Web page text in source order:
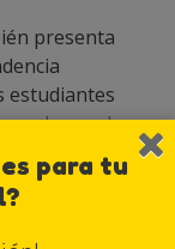
presenta
estudiantes
reduzcan la
de la IA con
fomenten la
para tu